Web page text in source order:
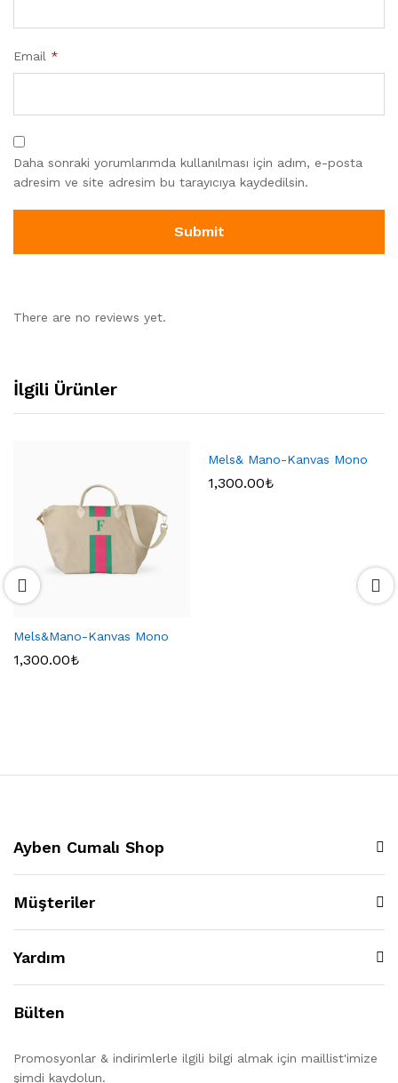
Email *
Daha sonraki yorumlarımda kullanılması için adım, e-posta
adresim ve site adresim bu tarayıcıya kaydedilsin.
There are no reviews yet.
İlgili Ürünler
Mels&Mano-Kanvas Mono
1,300.00₺
Mels& Mano-Kanvas Mono
1,300.00₺
Ayben Cumalı Shop
Müşteriler
Yardım
Bülten
Promosyonlar & indirimlerle ilgili bilgi almak için maillist'imize
şimdi kaydolun.